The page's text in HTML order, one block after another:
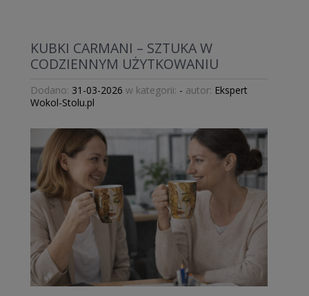
KUBKI CARMANI – SZTUKA W
CODZIENNYM UŻYTKOWANIU
Dodano: 31-03-2026 w kategorii: - autor: Ekspert
Wokol-Stolu.pl